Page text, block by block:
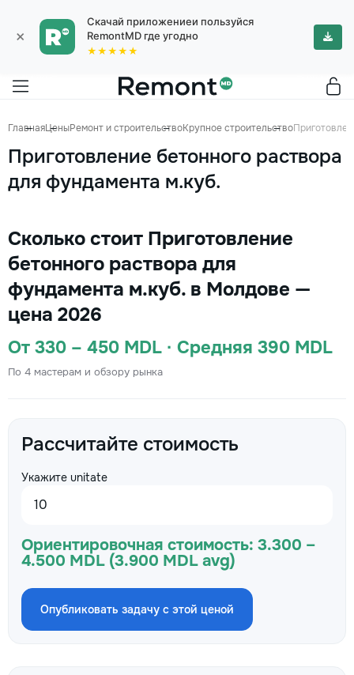
×
Скачай приложениеи пользуйся
RemontMD где угодно
★★★★★
ГлавнаяЦеныРемонт и строительствоКрупное строительство
Приготовление бетонного раствора
для фундамента м.куб.
Сколько стоит Приготовление
бетонного раствора для
фундамента м.куб. в Молдове —
цена 2026
От 330 – 450 MDL · Средняя 390 MDL
По 4 мастерам и обзору рынка
Рассчитайте стоимость
Укажите unitate
Ориентировочная стоимость: 3.300 –
4.500 MDL (3.900 MDL avg)
Опубликовать задачу с этой ценой